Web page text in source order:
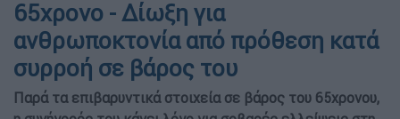
65χρονο - Δίωξη για
ανθρωποκτονία από πρόθεση κατά
συρροή σε βάρος του
Παρά τα επιβαρυντικά στοιχεία σε βάρος του 65χρονου,